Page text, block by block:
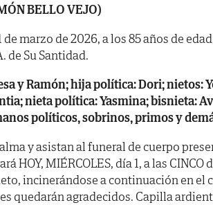
BELLO VEJO)
marzo de 2026, a los 85 años de
de Su Santidad.
y Ramón; hija política: Dori; nietos:
nieta política: Yasmina; bisnieta:
políticos, sobrinos, primos y
y asistan al funeral de cuerpo
HOY, MIÉRCOLES, día 1, a las CINCO
incinerándose a continuación en el
quedarán agradecidos. Capilla